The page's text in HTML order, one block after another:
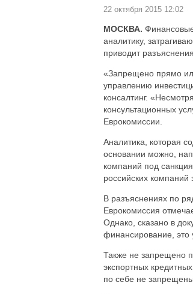
22 октября 2015 12:02
МОСКВА.
аналитику,
приводит
«Запрещено прямо
управлению
консалтинг.
консультационных
Еврокомиссии.
Аналитика, которая
основании можно,
компаний под
российских компаний
В разъяснениях по
Еврокомиссия
Однако, сказано в
финансирование, это
Также не запрещено
экспортных
по себе не